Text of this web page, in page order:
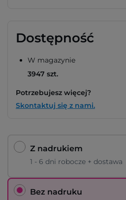
Dostępność
W magazynie
3947 szt.
Potrzebujesz więcej?
Skontaktuj się z nami.
Z nadrukiem
1 - 6 dni robocze + dostawa
Bez nadruku